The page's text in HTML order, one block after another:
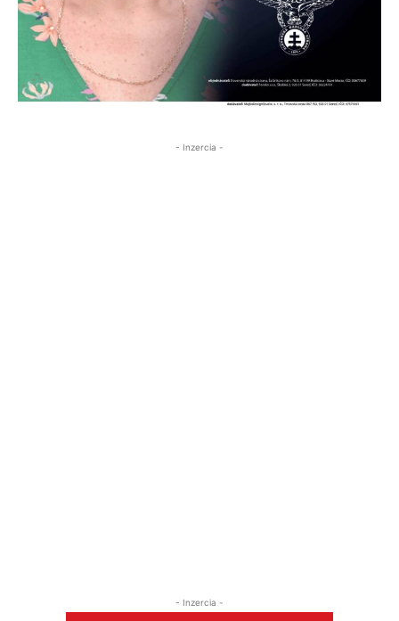
- Inzercia -
- Inzercia -